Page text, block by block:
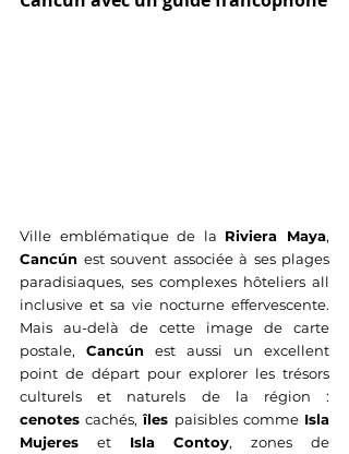
Ville emblématique de la Riviera Maya
Cancún est souvent associée à ses plages
paradisiaques, ses complexes hôteliers all
inclusive et sa vie nocturne effervescente.
Mais au-delà de cette image de carte
postale, Cancún est aussi un excellent
point de départ pour explorer les trésors
cenotes cachés, îles paisibles comme Isla
Mujeres et Isla Contoy, zones de